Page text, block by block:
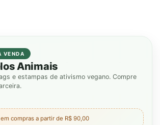
VENDA
Animais
e estampas de ativismo vegano. Compre
em compras a partir de R$ 90,00